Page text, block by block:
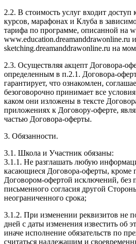
2.2. В стоимость услуг входит
курсов, марафонах и Клуба в
тарифа по программе, описанной на
www.education.dreamanddrawonline.ru и
sketching.dreamanddrawonline.ru на
2.3. Осуществляя акцепт Договора-
определенным в п.2.1. Договора-
гарантирует, что ознакомлен,
безоговорочно принимает все
каком они изложены в тексте
приложениях к Договору-оферте,
частью Договора-оферты.
3. Обязанности.
3.1. Школа и Участник обязаны:
3.1.1. Не разглашать любую
касающиеся Договора-оферты, кроме
Договором-офертой исключений, без
письменного согласия другой
неограниченного срока;
3.1.2. При изменении реквизитов не
дней с даты изменения известить об
иначе исполнение обязательств по
считаться надлежащим и